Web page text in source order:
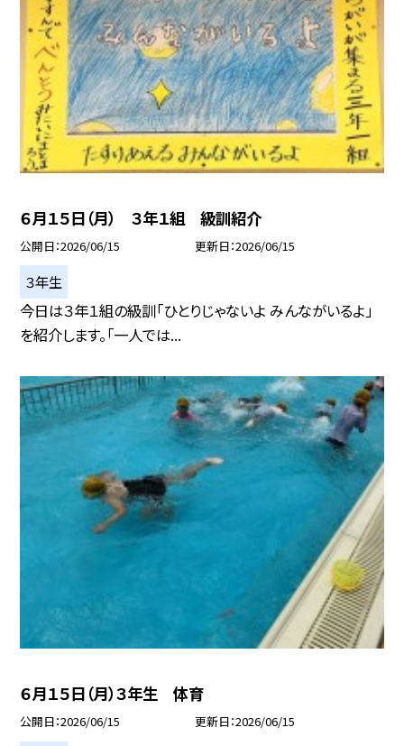
６月１５日（月） ３年１組 級訓紹介
公開日 2026/06/15 更新日 2026/06/15
３年生
今日は３年１組の級訓「ひとりじゃないよ みんながいるよ」
を紹介します。「一人では...
６月１５日（月）３年生 体育
公開日 2026/06/15 更新日 2026/06/15